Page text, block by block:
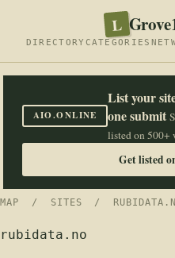
L
DIRECTORY CATEGORIES
AIO.ONLINE
List your
one submit
listed on 500+
Get listed
MAP / SITES /
rubidata.no